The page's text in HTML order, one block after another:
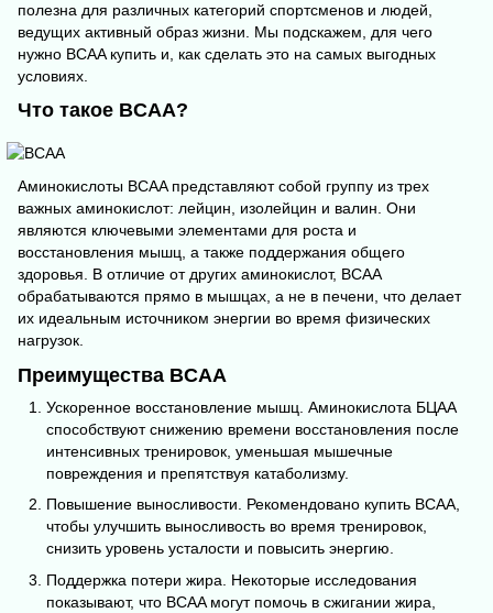
полезна для различных категорий спортсменов и людей,
ведущих активный образ жизни. Мы подскажем, для чего
нужно BCAA купить и, как сделать это на самых выгодных
условиях.
Что такое BCAA?
Аминокислоты BCAA представляют собой группу из трех
важных аминокислот: лейцин, изолейцин и валин. Они
являются ключевыми элементами для роста и
восстановления мышц, а также поддержания общего
здоровья. В отличие от других аминокислот, BCAA
обрабатываются прямо в мышцах, а не в печени, что делает
их идеальным источником энергии во время физических
нагрузок.
Преимущества BCAA
Ускоренное восстановление мышц. Аминокислота БЦАА
способствуют снижению времени восстановления после
интенсивных тренировок, уменьшая мышечные
повреждения и препятствуя катаболизму.
Повышение выносливости. Рекомендовано купить BCAA,
чтобы улучшить выносливость во время тренировок,
снизить уровень усталости и повысить энергию.
Поддержка потери жира. Некоторые исследования
показывают, что BCAA могут помочь в сжигании жира,